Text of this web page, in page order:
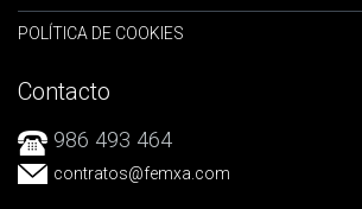
POLÍTICA DE COOKIES
Contacto
986 493 464
contratos@femxa.com